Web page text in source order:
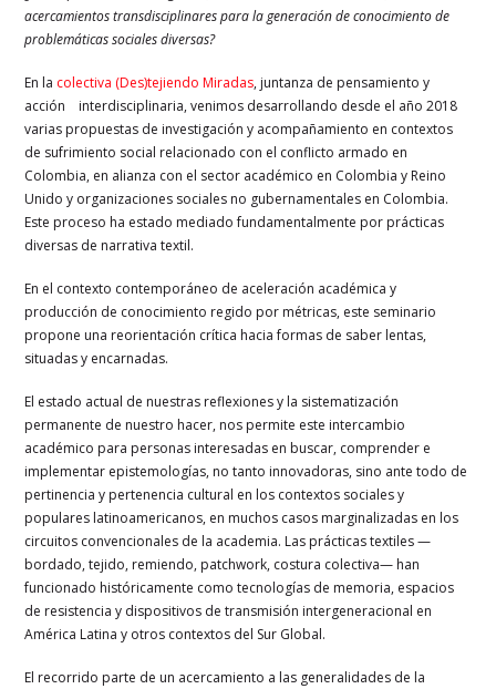
acercamientostransdisciplinares para la generación de conocimiento de
problemáticassociales diversas?
En la colectiva (Des)tejiendo Miradas, juntanza de pensamiento y
acción interdisciplinaria, venimos desarrollando desde el año 2018
varias propuestas de investigación y acompañamiento en contextos
de sufrimiento social relacionado con el conflicto armado en
Colombia, en alianza con el sector académico en Colombia y Reino
Unido y organizaciones sociales no gubernamentales en Colombia.
Este proceso ha estado mediado fundamentalmente por prácticas
diversas de narrativa textil.
En el contexto contemporáneo de aceleración académica y
producción de conocimiento regido por métricas, este seminario
propone una reorientación crítica hacia formas de saber lentas,
situadas y encarnadas.
El estado actual de nuestras reflexiones y la sistematización
permanente de nuestro hacer, nos permite este intercambio
académico para personas interesadas en buscar, comprender e
implementar epistemologías, no tanto innovadoras, sino ante todo de
pertinencia y pertenencia cultural en los contextos sociales y
populares latinoamericanos, en muchos casos marginalizadas en los
circuitos convencionales de la academia. Las prácticas textiles —
bordado, tejido, remiendo, patchwork, costura colectiva— han
funcionado históricamente como tecnologías de memoria, espacios
de resistencia y dispositivos de transmisión intergeneracional en
América Latina y otros contextos del Sur Global.
El recorrido parte de un acercamiento a las generalidades de la